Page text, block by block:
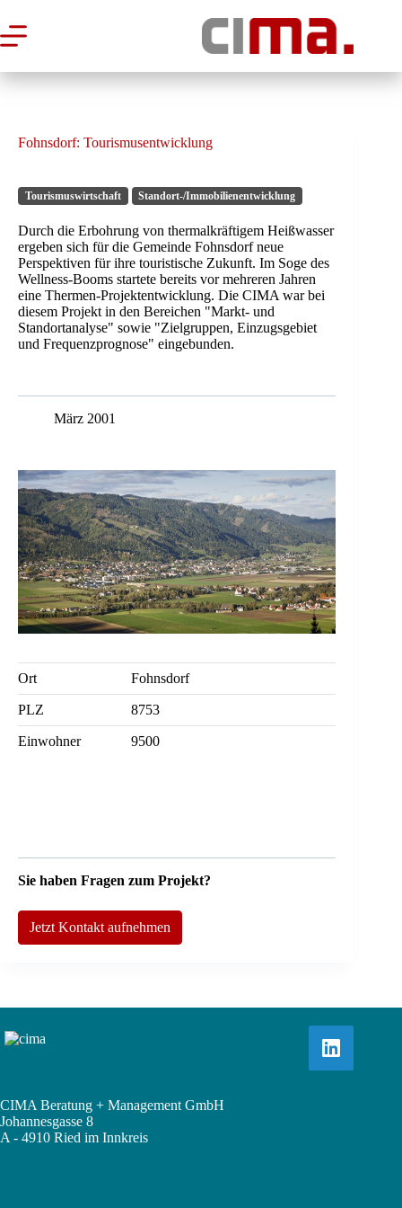
Inhalt
springen
Fohnsdorf: Tourismusentwicklung
Tourismuswirtschaft Standort-/Immobilienentwicklung
Durch die Erbohrung von thermalkräftigem Heißwasser
ergeben sich für die Gemeinde Fohnsdorf neue
Perspektiven für ihre touristische Zukunft. Im Soge des
Wellness-Booms startete bereits vor mehreren Jahren
eine Thermen-Projektentwicklung. Die CIMA war bei
diesem Projekt in den Bereichen "Markt- und
Standortanalyse" sowie "Zielgruppen, Einzugsgebiet
und Frequenzprognose" eingebunden.
März 2001
Ort Fohnsdorf
PLZ 8753
Einwohner 9500
Sie haben Fragen zum Projekt?
Jetzt Kontakt aufnehmen
CIMA Beratung + Management GmbH
Johannesgasse 8
A - 4910 Ried im Innkreis